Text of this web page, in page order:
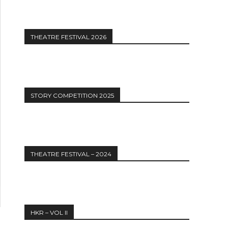
THEATRE FESTIVAL 2026
STORY COMPETITION 2025
THEATRE FESTIVAL – 2024
HKR – VOL II